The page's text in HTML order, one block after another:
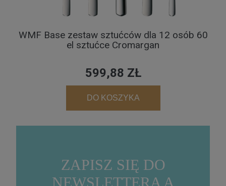
WMF Base zestaw sztućców dla 12 osób 60
el sztućce Cromargan
599,88 ZŁ
DO KOSZYKA
ZAPISZ SIĘ DO
NEWSLETTERA A